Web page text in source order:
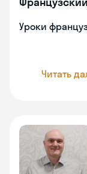
Уроки
Читать